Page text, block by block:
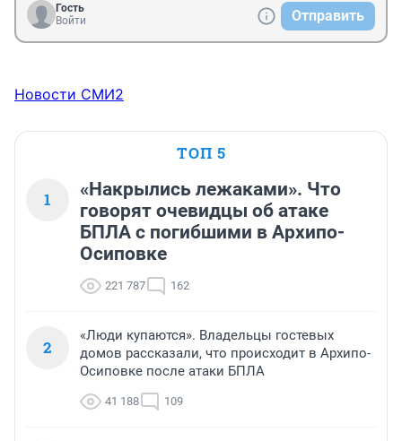
Гость
Войти
Отправить
Новости СМИ2
ТОП 5
1
«Накрылись лежаками». Что
говорят очевидцы об атаке
БПЛА с погибшими в Архипо-
Осиповке
221 787 162
2
«Люди купаются». Владельцы гостевых
домов рассказали, что происходит в Архипо-
Осиповке после атаки БПЛА
41 188 109